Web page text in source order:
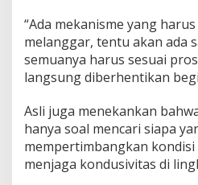
“Ada mekanisme yang
melanggar, tentu akan ada
semuanya harus sesuai
langsung diberhentikan
Asli juga menekankan
hanya soal mencari siapa
mempertimbangkan
menjaga kondusivitas di